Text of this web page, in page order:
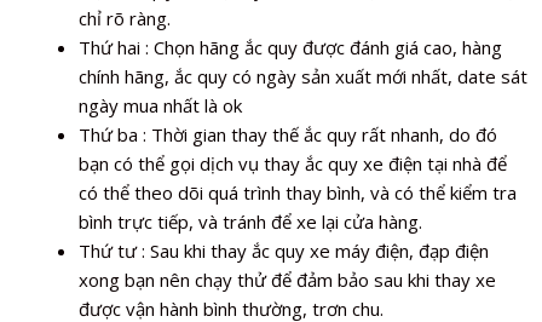
chỉ rõ ràng.
Thứ hai : Chọn hãng ắc quy được đánh giá cao, hàng
chính hãng, ắc quy có ngày sản xuất mới nhất, date sát
ngày mua nhất là ok
Thứ ba : Thời gian thay thế ắc quy rất nhanh, do đó
bạn có thể gọi dịch vụ thay ắc quy xe điện tại nhà để
có thể theo dõi quá trình thay bình, và có thể kiểm tra
bình trực tiếp, và tránh để xe lại cửa hàng.
Thứ tư : Sau khi thay ắc quy xe máy điện, đạp điện
xong bạn nên chạy thử để đảm bảo sau khi thay xe
được vận hành bình thường, trơn chu.